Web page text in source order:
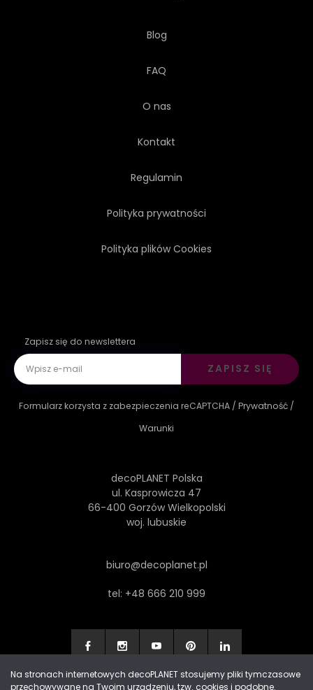
Blog
FAQ
O nas
Kontakt
Regulamin
Polityka prywatności
Polityka plików Cookies
Zapisz się do newslettera
ZAPISZ SIĘ
Formularz korzysta z zabezpieczenia reCAPTCHA / Prywatność /
Warunki
decoPLANET Polska
ul. Kasprowicza 47
66-400 Gorzów Wielkopolski
woj. lubuskie
biuro@decoplanet.pl
tel: +48 666 210 999
Na stronach internetowych decoPLANET stosujemy pliki tymczasowe
przechowywane na Twoim urządzeniu, tzw. cookies i podobne.